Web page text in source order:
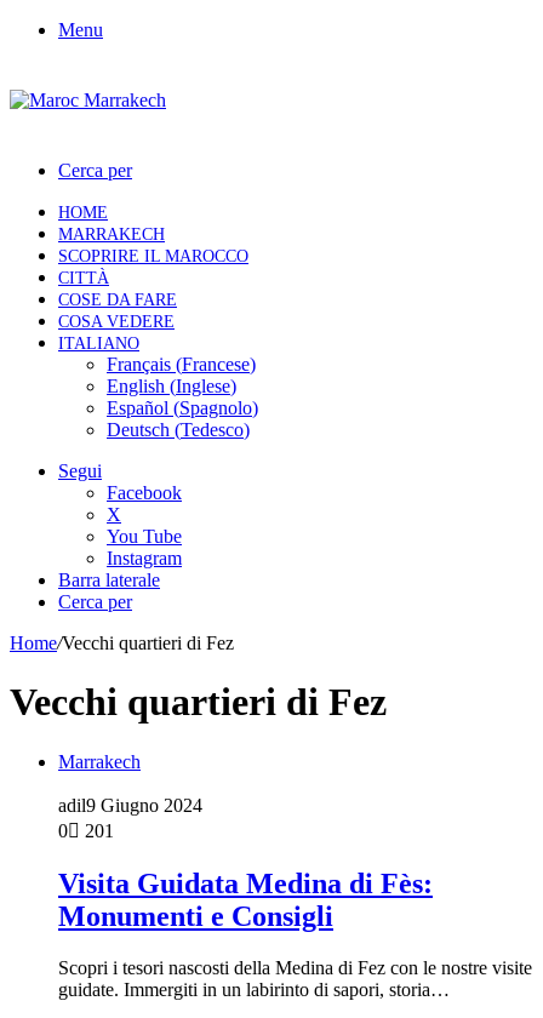
Menu
Cerca per
HOME
MARRAKECH
SCOPRIRE IL MAROCCO
CITTÀ
COSE DA FARE
COSA VEDERE
ITALIANO
Français (Francese)
English (Inglese)
Español (Spagnolo)
Deutsch (Tedesco)
Segui
Facebook
X
You Tube
Instagram
Barra laterale
Cerca per
Home/Vecchi quartieri di Fez
Vecchi quartieri di Fez
Marrakech
adil9 Giugno 2024
0
201
Visita Guidata Medina di Fès:
Monumenti e Consigli
Scopri i tesori nascosti della Medina di Fez con le nostre visite
guidate. Immergiti in un labirinto di sapori, storia…